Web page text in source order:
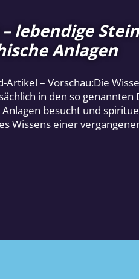
lebendige
Anlagen
Artikel – Vorschau:Die
in den so
besucht und
Wissens einer